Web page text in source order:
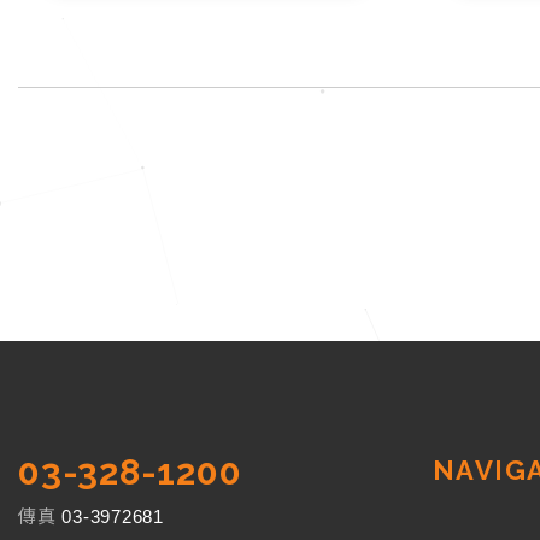
03-328-1200
傳真03-3972681